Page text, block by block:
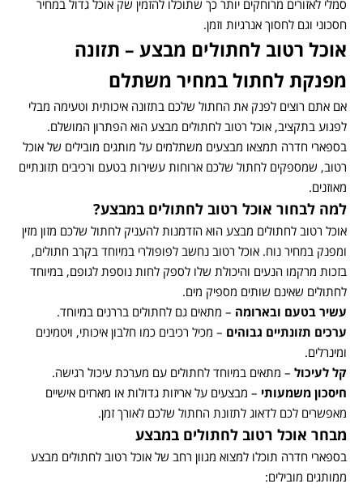
סמלי לאזורים מרוחקים יותר כך שתוכלו להזמין שק אוכל גדול במחיר
חסכוני וגם לחסוך אנרגיות וזמן.
אוכל רטוב לחתולים מבצע – תזונה
מפנקת לחתול במחיר משתלם
אם אתם רוצים לפנק את החתול שלכם בתזונה איכותית וטעימה מבלי
לפגוע בתקציב, אוכל רטוב לחתולים מבצע הוא הפתרון המושלם.
בספארי חדרה תמצאו מבצעים משתלמים על מותגים מובילים של אוכל
רטוב, שמספקים לחתול שלכם ארוחות עשירות בטעם ורכיבים תזונתיים
מאוזנים.
למה לבחור אוכל רטוב לחתולים במבצע?
אוכל רטוב לחתולים מבצע הוא הזדמנות להעניק לחתול שלכם מזון מזין
ומפנק במחיר נוח. אוכל רטוב נחשב לפופולרי במיוחד בקרב חתולים,
בזכות מרקמו הנעים והיכולת שלו לספק לחות נוספת לגופם, במיוחד
לחתולים שאינם שותים מספיק מים.
עשיר בטעם ובארומה – מתאים גם לחתולים בררנים במיוחד.
ערכים תזונתיים גבוהים – מכיל רכיבים כמו חלבון איכותי, ויטמינים
ומינרלים.
קל לעיכול – מתאים במיוחד לחתולים עם מערכת עיכול רגישה.
חיסכון משמעותי – מבצעים על אריזות גדולות או מארזים אישיים
מאפשרים לכם לדאוג לתזונת החתול שלכם לאורך זמן.
מבחר אוכל רטוב לחתולים במבצע
בספארי חדרה תוכלו למצוא מגוון רחב של אוכל רטוב לחתולים מבצע
ממותגים מובילים: